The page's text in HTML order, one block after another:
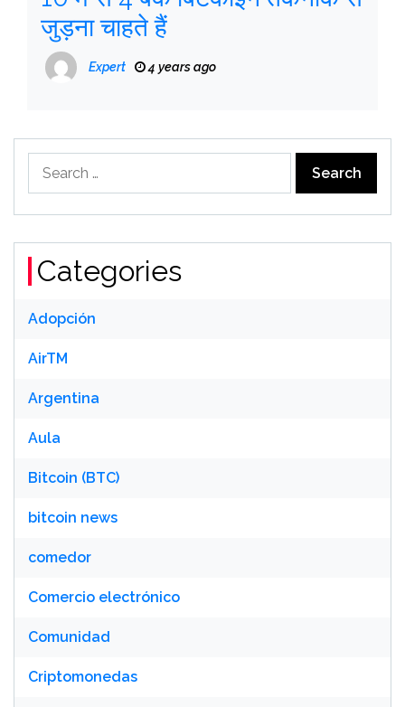
जुड़ना चाहते हैं
Expert 4 years ago
Categories
Adopción
AirTM
Argentina
Aula
Bitcoin (BTC)
bitcoin news
comedor
Comercio electrónico
Comunidad
Criptomonedas